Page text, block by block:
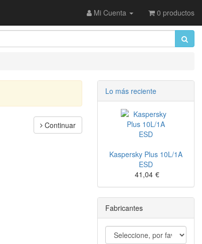
Mi Cuenta 0 productos
Continuar
Lo más reciente
Kaspersky Plus 10L/1A
ESD
41,04 €
Fabricantes